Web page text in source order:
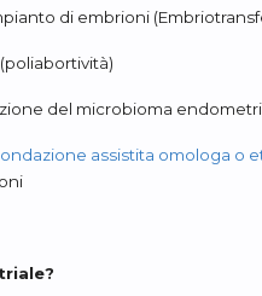
di embrioni
del microbioma
assistita omologa o